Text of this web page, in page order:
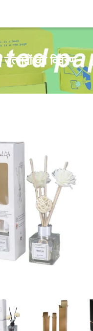
उत्पादों का विवरण